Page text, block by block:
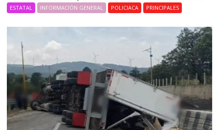
ESTATAL INFORMACIÓN GENERAL POLICIACA PRINCIPALES